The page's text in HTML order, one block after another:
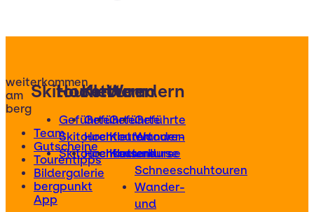
weiterkommen
am
berg
Team
Gutscheine
Tourentipps
Bildergalerie
bergpunkt
App
Skitouren
Geführte
Skitouren
Skitourenkurse
Hochtouren
Geführte
Hochtouren
Hochtourenkurse
Klettern
Geführte
Klettertouren
Kletterkurse
Wandern
Geführte
Wander-
und
Schneeschuhtouren
Wander-
und